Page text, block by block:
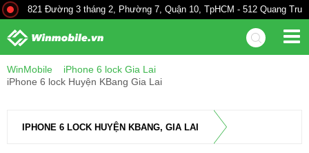
821 Đường 3 tháng 2, Phường 7, Quận 10, TpHCM - 512 Quang
WinMobile
iPhone 6 lock Gia Lai
iPhone 6 lock Huyện KBang Gia Lai
IPHONE 6 LOCK HUYỆN KBANG, GIA LAI